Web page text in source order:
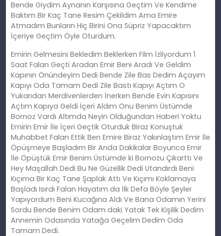
Bende Giydim Aynanın Karşısına Geçtim Ve Kendime
Baktım Bir Kaç Tane Resim Çekildim Ama Emire
Atmadım Bunların Hiç Birini Ona Süpriz Yapacaktım
İçeriye Geçtim Öyle Oturdum.
Emirin Gelmesini Bekledim Beklerken Film İzliyordum 1
Saat Falan Geçti Aradan Emir Beni Aradı Ve Geldim
Kapının Önündeyim Dedi Bende Zile Bas Dedim Açayım
Kapıyı Oda Tamam Dedi Zile Bastı Kapıyı Açtım O
Yukarıdan Merdivenlerden İnerken Bende Evin Kapısını
Açtım Kapıya Geldi İçeri Aldım Onu Benim Üstümde
Bornoz Vardı Altımda Neyin Olduğundan Haberi Yoktu
Emirin Emir İle İçeri Geçtik Oturduk Biraz Konuştuk
Muhabbet Falan Ettik Ben Emire Biraz Yakınlaştım Emir İle
Öpüşmeye Başladım Bir Anda Dakikalar Boyunca Emir
İle Öpüştük Emir Benim Üstümde ki Bornozu Çıkarttı Ve
Hey Maşallah Dedi Bu Ne Güzellik Dedi Utandırdı Beni
Kıçıma Bir Kaç Tane Şaplak Attı Ve Kıçımı Koklamaya
Başladı Isırdı Falan Hayatım da İlk Defa Böyle Şeyler
Yapıyordum Beni Kucağına Aldı Ve Bana Odamın Yerini
Sordu Bende Benim Odam daki Yatak Tek Kişilik Dedim
Annemin Odasında Yatağa Geçelim Dedim Oda
Tamam Dedi.